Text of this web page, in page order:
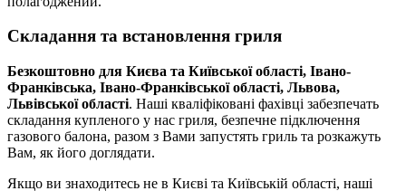
Складання та встановлення гриля
Безкоштовно для Києва та Київської області, Івано-
Франківська, Івано-Франківської області, Львова,
Львівської області. Наші кваліфіковані фахівці забезпечать
складання купленого у нас гриля, безпечне підключення
газового балона, разом з Вами запустять гриль та розкажуть
Вам, як його доглядати.
Якщо ви знаходитесь не в Києві та Київській області, наші